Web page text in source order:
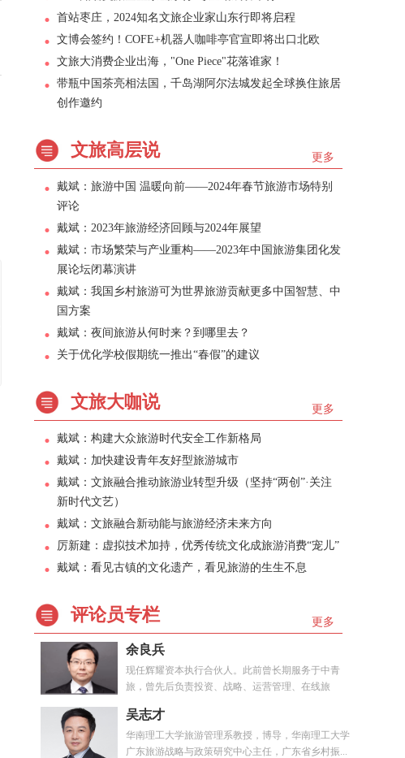
首站枣庄，2024知名文旅企业家山东行即将启程
文博会签约！COFE+机器人咖啡亭官宣即将出口北欧
文旅大消费企业出海，"One Piece"花落谁家！
带瓶中国茶亮相法国，千岛湖阿尔法城发起全球换住旅居
创作邀约
更多
文旅高层说
戴斌：旅游中国 温暖向前——2024年春节旅游市场特别
评论
戴斌：2023年旅游经济回顾与2024年展望
戴斌：市场繁荣与产业重构——2023年中国旅游集团化发
展论坛闭幕演讲
戴斌：我国乡村旅游可为世界旅游贡献更多中国智慧、中
国方案
戴斌：夜间旅游从何时来？到哪里去？
关于优化学校假期统一推出“春假”的建议
更多
文旅大咖说
戴斌：构建大众旅游时代安全工作新格局
戴斌：加快建设青年友好型旅游城市
戴斌：文旅融合推动旅游业转型升级（坚持“两创”·关注
新时代文艺）
戴斌：文旅融合新动能与旅游经济未来方向
厉新建：虚拟技术加持，优秀传统文化成旅游消费“宠儿”
戴斌：看见古镇的文化遗产，看见旅游的生生不息
更多
评论员专栏
余良兵
现任辉耀资本执行合伙人。此前曾长期服务于中青
旅，曾先后负责投资、战略、运营管理、在线旅
吴志才
华南理工大学旅游管理系教授，博导，华南理工大学
广东旅游战略与政策研究中心主任，广东省乡村振...